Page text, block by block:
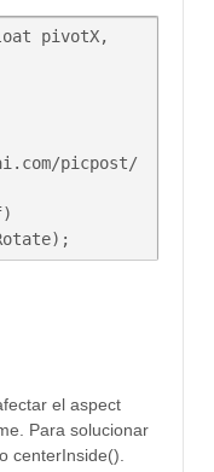
pivotX,
picpost/
el aspect
Para solucionar
centerInside().